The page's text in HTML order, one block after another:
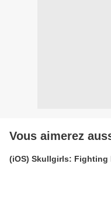
Vous aimerez
(iOS) Skullgirls: Fighting